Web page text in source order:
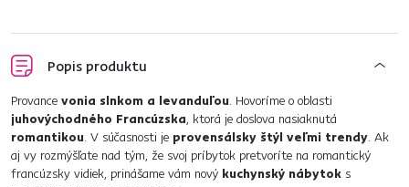
Popis produktu
Provance vonia slnkom a levanduľou. Hovoríme o oblasti
juhovýchodného Francúzska, ktorá je doslova nasiaknutá
romantikou. V súčasnosti je provensálsky štýl veľmi trendy. Ak
aj vy rozmýšľate nad tým, že svoj príbytok pretvoríte na romantický
francúzsky vidiek, prinášame vám nový kuchynský nábytok s